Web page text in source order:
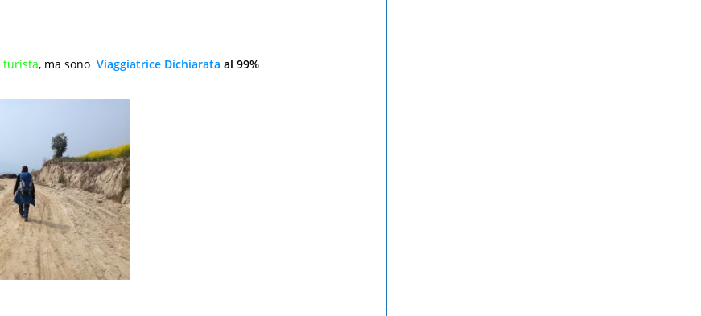
turista, ma sono Viaggiatrice Dichiarata al 99%